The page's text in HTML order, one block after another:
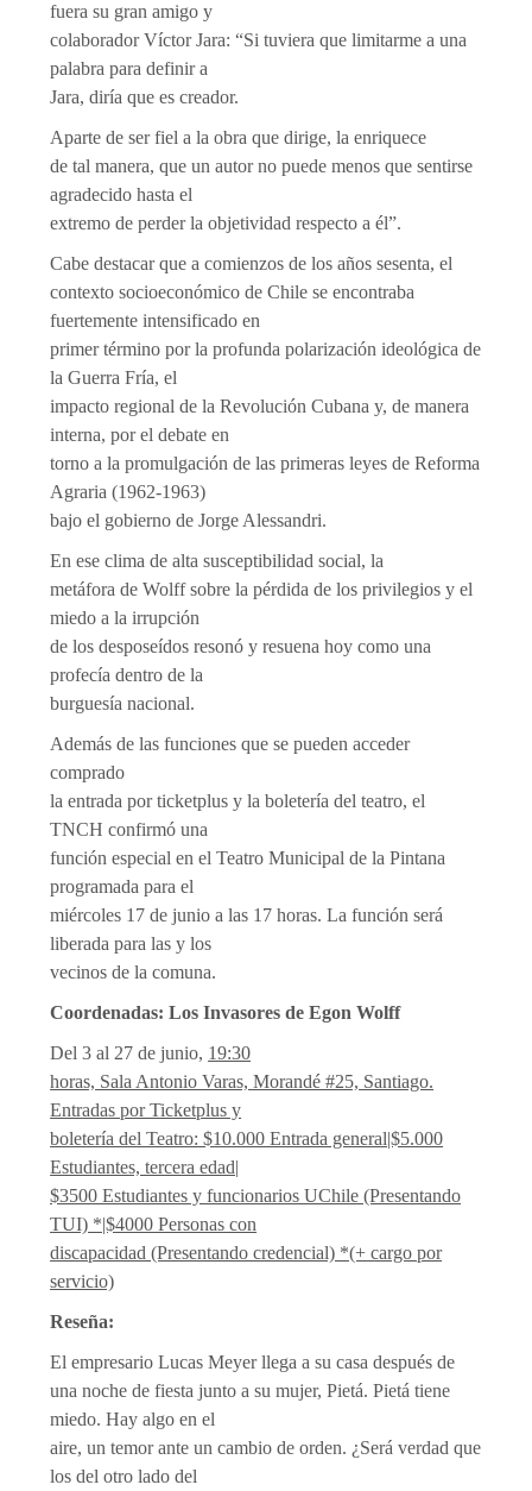
fuera su gran amigo y
colaborador Víctor Jara: “Si tuviera que limitarme a una
palabra para definir a
Jara, diría que es creador.
Aparte de ser fiel a la obra que dirige, la enriquece
de tal manera, que un autor no puede menos que sentirse
agradecido hasta el
extremo de perder la objetividad respecto a él”.
Cabe destacar que a comienzos de los años sesenta, el
contexto socioeconómico de Chile se encontraba
fuertemente intensificado en
primer término por la profunda polarización ideológica de
la Guerra Fría, el
impacto regional de la Revolución Cubana y, de manera
interna, por el debate en
torno a la promulgación de las primeras leyes de Reforma
Agraria (1962-1963)
bajo el gobierno de Jorge Alessandri.
En ese clima de alta susceptibilidad social, la
metáfora de Wolff sobre la pérdida de los privilegios y el
miedo a la irrupción
de los desposeídos resonó y resuena hoy como una
profecía dentro de la
burguesía nacional.
Además de las funciones que se pueden acceder
comprado
la entrada por ticketplus y la boletería del teatro, el
TNCH confirmó una
función especial en el Teatro Municipal de la Pintana
programada para el
miércoles 17 de junio a las 17 horas. La función será
liberada para las y los
vecinos de la comuna.
Coordenadas: Los Invasores de Egon Wolff
Del 3 al 27 de junio, 19:30
horas, Sala Antonio Varas, Morandé #25, Santiago.
Entradas por Ticketplus y
boletería del Teatro: $10.000 Entrada general|$5.000
Estudiantes, tercera edad|
$3500 Estudiantes y funcionarios UChile (Presentando
TUI) *|$4000 Personas con
discapacidad (Presentando credencial) *(+ cargo por
servicio)
Reseña:
El empresario Lucas Meyer llega a su casa después de
una noche de fiesta junto a su mujer, Pietá. Pietá tiene
miedo. Hay algo en el
aire, un temor ante un cambio de orden. ¿Será verdad que
los del otro lado del